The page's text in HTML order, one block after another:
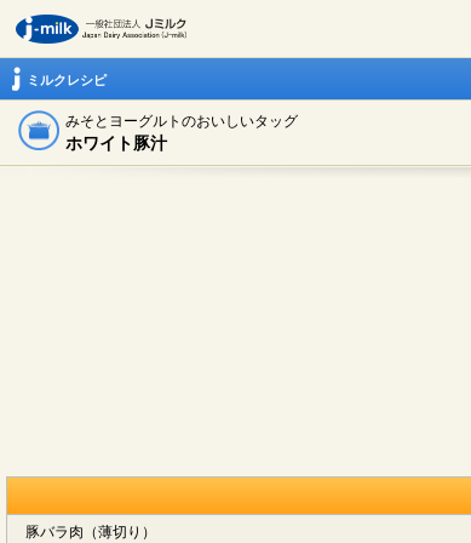
ミルクレシピ
みそとヨーグルトのおいしいタッグ
ホワイト豚汁
豚バラ肉（薄切り）